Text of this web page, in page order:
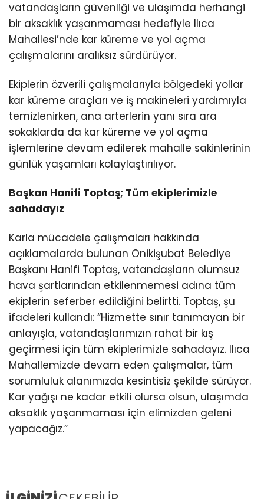
vatandaşların güvenliği ve ulaşımda herhangi
bir aksaklık yaşanmaması hedefiyle Ilıca
Mahallesi’nde kar küreme ve yol açma
çalışmalarını aralıksız sürdürüyor.
Ekiplerin özverili çalışmalarıyla bölgedeki yollar
kar küreme araçları ve iş makineleri yardımıyla
temizlenirken, ana arterlerin yanı sıra ara
sokaklarda da kar küreme ve yol açma
işlemlerine devam edilerek mahalle sakinlerinin
günlük yaşamları kolaylaştırılıyor.
Başkan Hanifi Toptaş; Tüm ekiplerimizle
sahadayız
Karla mücadele çalışmaları hakkında
açıklamalarda bulunan Onikişubat Belediye
Başkanı Hanifi Toptaş, vatandaşların olumsuz
hava şartlarından etkilenmemesi adına tüm
ekiplerin seferber edildiğini belirtti. Toptaş, şu
ifadeleri kullandı: “Hizmette sınır tanımayan bir
anlayışla, vatandaşlarımızın rahat bir kış
geçirmesi için tüm ekiplerimizle sahadayız. Ilıca
Mahallemizde devam eden çalışmalar, tüm
sorumluluk alanımızda kesintisiz şekilde sürüyor.
Kar yağışı ne kadar etkili olursa olsun, ulaşımda
aksaklık yaşanmaması için elimizden geleni
yapacağız.”